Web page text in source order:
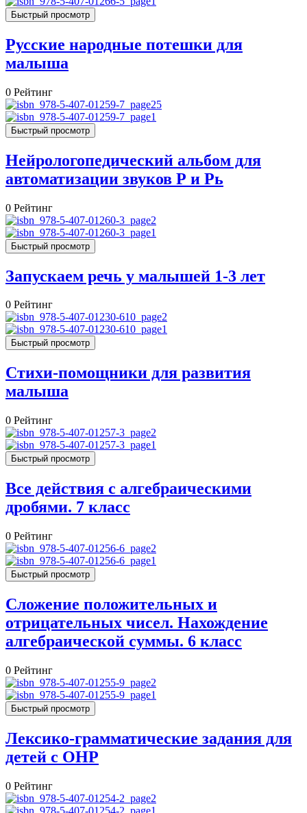
Быстрый просмотр
Русские народные потешки для
малыша
0 Рейтинг
Быстрый просмотр
Нейрологопедический альбом для
автоматизации звуков Р и Рь
0 Рейтинг
Быстрый просмотр
Запускаем речь у малышей 1-3 лет
0 Рейтинг
Быстрый просмотр
Стихи-помощники для развития
малыша
0 Рейтинг
Быстрый просмотр
Все действия с алгебраическими
дробями. 7 класс
0 Рейтинг
Быстрый просмотр
Сложение положительных и
отрицательных чисел. Нахождение
алгебраической суммы. 6 класс
0 Рейтинг
Быстрый просмотр
Лексико-грамматические задания для
детей с ОНР
0 Рейтинг